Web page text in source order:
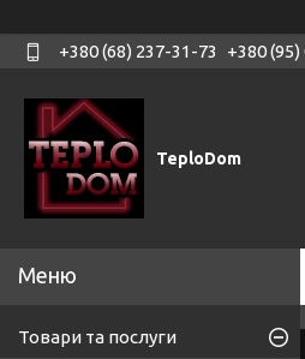
+380 (68) 237-31-73 +380
TeploDom
Товари та послуги